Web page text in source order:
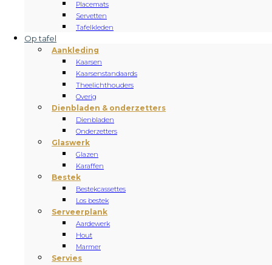
Placemats
Servetten
Tafelkleden
Op tafel
Aankleding
Kaarsen
Kaarsenstandaards
Theelichthouders
Overig
Dienbladen & onderzetters
Dienbladen
Onderzetters
Glaswerk
Glazen
Karaffen
Bestek
Bestekcassettes
Los bestek
Serveerplank
Aardewerk
Hout
Marmer
Servies